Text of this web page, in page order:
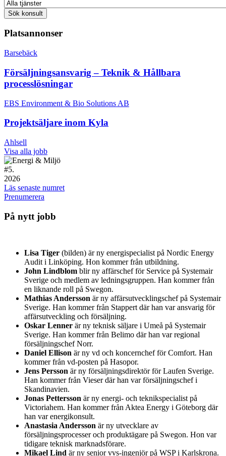
Platsannonser
Barsebäck
Försäljningsansvarig – Teknik & Hållbara
processlösningar
EBS Environment & Bio Solutions AB
Projektsäljare inom Kyla
Ahlsell
Visa alla jobb
#5.
2026
Läs senaste numret
Prenumerera
På nytt jobb
Lisa Tiger (bilden) är ny energispecialist på Nordic Energy
Audit i Linköping. Hon kommer från utbildning.
John Lindblom blir ny affärschef för Service på Systemair
Sverige och medlem av ledningsgruppen. Han kommer från
en liknande roll på Swegon.
Mathias Andersson är ny affärsutvecklingschef på Systemair
Sverige. Han kommer från Stappert där han var ansvarig för
affärsutveckling och försäljning.
Oskar Lenner är ny teknisk säljare i Umeå på Systemair
Sverige. Han kommer från Belimo där han var regional
försäljningschef Norr.
Daniel Ellison är ny vd och koncernchef för Comfort. Han
kommer från vd-posten på Hasopor.
Jens Persson är ny försäljningsdirektör för Laufen Sverige.
Han kommer från Vieser där han var försäljningschef i
Skandinavien.
Jonas Pettersson är ny energi- och teknikspecialist på
Victoriahem. Han kommer från Aktea Energy i Göteborg där
han var energikonsult.
Anastasia Andersson är ny utvecklare av
försäljningsprocesser och produktägare på Swegon. Hon var
tidigare teknisk marknadsförare.
Mikael Lind är ny senior vvs-ingenjör på WSP i Karlskrona.